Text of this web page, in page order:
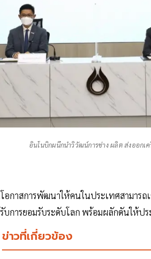
อินโนบิกผนึกนำวิวัฒน์การช่าง ผลิต ส่งออกเ
อกาสการพัฒนาให้คนในประเทศสามาร
รับการยอมรับระดับโลก พร้อมผลักดันให้
ข่าวที่เกี่ยวข้อง